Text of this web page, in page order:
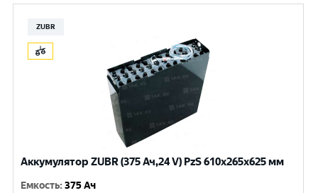
ZUBR
Аккумулятор ZUBR (375 Ач,24 V) PzS 610x265x625 мм
Емкость:375 Ач